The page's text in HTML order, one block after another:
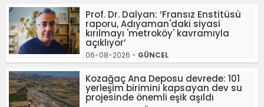
Prof. Dr. Dalyan: ‘Fransız Enstitüsü
raporu, Adıyaman'daki siyasi
kırılmayı 'metroköy' kavramıyla
açıklıyor’
06-08-2026 - GÜNCEL
Kozağaç Ana Deposu devrede: 101
yerleşim birimini kapsayan dev su
projesinde önemli eşik aşıldı